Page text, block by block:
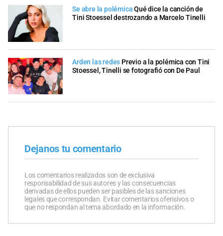
Se abre la polémicaQué dice la canción de
Tini Stoessel destrozando a Marcelo Tinelli
Arden las redes Previo a la polémica con Tini
Stoessel, Tinelli se fotografió con De Paul
Dejanos tu comentario
Los comentarios realizados son de exclusiva
responsabilidad de sus autores y las consecuencias
derivadas de ellos pueden ser pasibles de las sanciones
legales que correspondan. Evitar comentarios ofensivos o
que no respondan al tema abordado en la información.